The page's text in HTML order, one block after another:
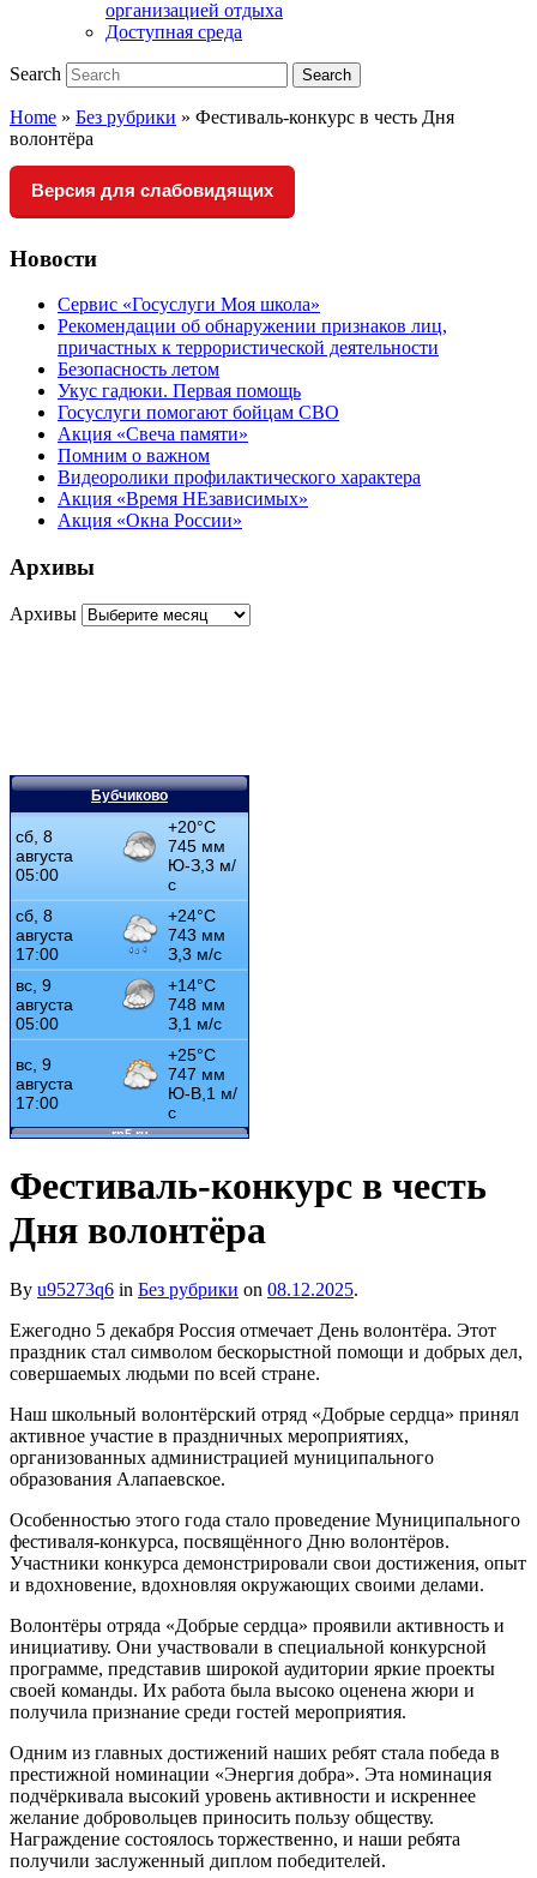
организацией отдыха
Доступная среда
Search Search
Home » Без рубрики » Фестиваль-конкурс в честь Дня
волонтёра
Версия для слабовидящих
Новости
Сервис «Госуслуги Моя школа»
Рекомендации об обнаружении признаков лиц,
причастных к террористической деятельности
Безопасность летом
Укус гадюки. Первая помощь
Госуслуги помогают бойцам СВО
Акция «Свеча памяти»
Помним о важном
Видеоролики профилактического характера
Акция «Время НЕзависимых»
Акция «Окна России»
Архивы
Архивы
Бубчиково
Фестиваль-конкурс в честь
Дня волонтёра
By u95273q6 in Без рубрики on 08.12.2025.
Ежегодно 5 декабря Россия отмечает День волонтёра. Этот
праздник стал символом бескорыстной помощи и добрых дел,
совершаемых людьми по всей стране.
Наш школьный волонтёрский отряд «Добрые сердца» принял
активное участие в праздничных мероприятиях,
организованных администрацией муниципального
образования Алапаевское.
Особенностью этого года стало проведение Муниципального
фестиваля-конкурса, посвящённого Дню волонтёров.
Участники конкурса демонстрировали свои достижения, опыт
и вдохновение, вдохновляя окружающих своими делами.
Волонтёры отряда «Добрые сердца» проявили активность и
инициативу. Они участвовали в специальной конкурсной
программе, представив широкой аудитории яркие проекты
своей команды. Их работа была высоко оценена жюри и
получила признание среди гостей мероприятия.
Одним из главных достижений наших ребят стала победа в
престижной номинации «Энергия добра». Эта номинация
подчёркивала высокий уровень активности и искреннее
желание добровольцев приносить пользу обществу.
Награждение состоялось торжественно, и наши ребята
получили заслуженный диплом победителей.